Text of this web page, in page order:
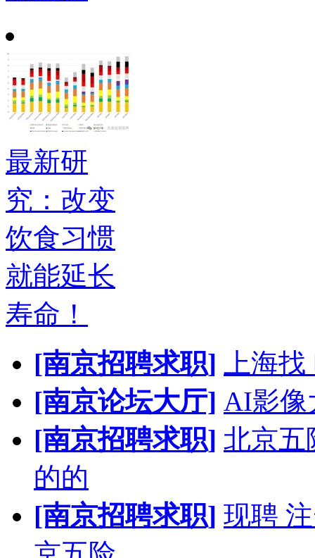
最新研
究：改变
饮食习惯
就能延长
寿命！
[南京招聘求职]
上海
[南京论坛大厅] AI影像
[南京招聘求职] 北京五
的的
[南京招聘求职] 现聘